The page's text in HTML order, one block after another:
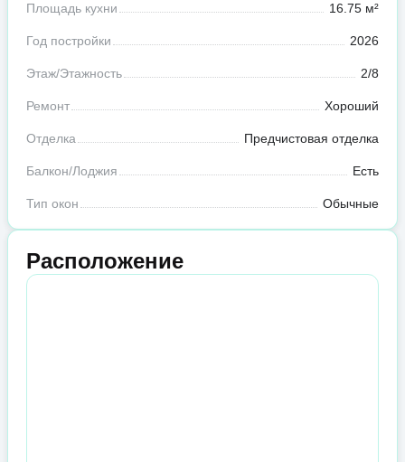
Площадь кухни 16.75 м²
Год постройки 2026
Этаж/Этажность 2/8
Ремонт Хороший
Отделка Предчистовая отделка
Балкон/Лоджия Есть
Тип окон Обычные
Расположение